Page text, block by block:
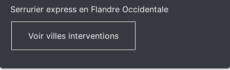
Serrurier express en Flandre Occidentale
Voir villes interventions